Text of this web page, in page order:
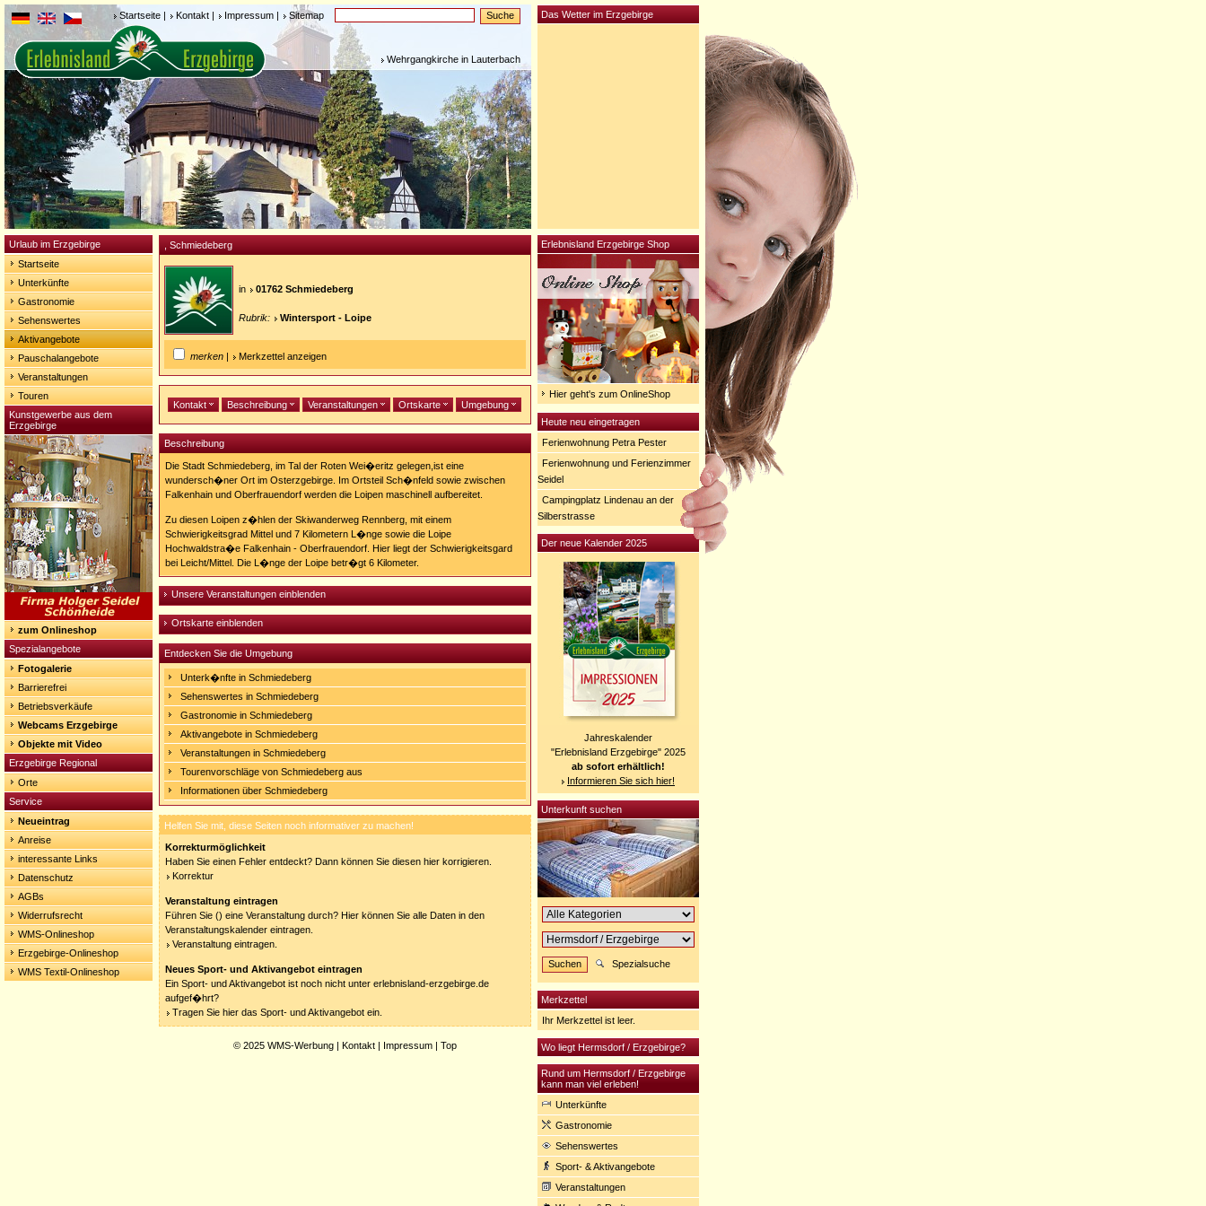
Startseite | Kontakt | Impressum | Sitemap
Wehrgangkirche in Lauterbach
Urlaub im Erzgebirge
Startseite
Unterkünfte
Gastronomie
Sehenswertes
Aktivangebote
Pauschalangebote
Veranstaltungen
Touren
Kunstgewerbe aus dem
Erzgebirge
zum Onlineshop
Spezialangebote
Fotogalerie
Barrierefrei
Betriebsverkäufe
Webcams Erzgebirge
Objekte mit Video
Erzgebirge Regional
Orte
Service
Neueintrag
Anreise
interessante Links
Datenschutz
AGBs
Widerrufsrecht
WMS-Onlineshop
Erzgebirge-Onlineshop
WMS Textil-Onlineshop
, Schmiedeberg
in 01762 Schmiedeberg
Rubrik: Wintersport - Loipe
merken | Merkzettel anzeigen
Kontakt Beschreibung Veranstaltungen Ortskarte Umgebung
Beschreibung
Die Stadt Schmiedeberg, im Tal der Roten Wei�eritz gelegen,ist eine
wundersch�ner Ort im Osterzgebirge. Im Ortsteil Sch�nfeld sowie zwischen
Falkenhain und Oberfrauendorf werden die Loipen maschinell aufbereitet.
Zu diesen Loipen z�hlen der Skiwanderweg Rennberg, mit einem
Schwierigkeitsgrad Mittel und 7 Kilometern L�nge sowie die Loipe
Hochwaldstra�e Falkenhain - Oberfrauendorf. Hier liegt der Schwierigkeitsgard
bei Leicht/Mittel. Die L�nge der Loipe betr�gt 6 Kilometer.
Unsere Veranstaltungen einblenden
Ortskarte einblenden
Entdecken Sie die Umgebung
Unterk�nfte in Schmiedeberg
Sehenswertes in Schmiedeberg
Gastronomie in Schmiedeberg
Aktivangebote in Schmiedeberg
Veranstaltungen in Schmiedeberg
Tourenvorschläge von Schmiedeberg aus
Informationen über Schmiedeberg
Helfen Sie mit, diese Seiten noch informativer zu machen!
Korrekturmöglichkeit
Haben Sie einen Fehler entdeckt? Dann können Sie diesen hier korrigieren.
Korrektur
Veranstaltung eintragen
Führen Sie () eine Veranstaltung durch? Hier können Sie alle Daten in den
Veranstaltungskalender eintragen.
Veranstaltung eintragen.
Neues Sport- und Aktivangebot eintragen
Ein Sport- und Aktivangebot ist noch nicht unter erlebnisland-erzgebirge.de
aufgef�hrt?
Tragen Sie hier das Sport- und Aktivangebot ein.
© 2025 WMS-Werbung | Kontakt | Impressum | Top
Erlebnisland Erzgebirge Shop
Hier geht's zum OnlineShop
Heute neu eingetragen
Ferienwohnung Petra Pester
Ferienwohnung und Ferienzimmer
Seidel
Campingplatz Lindenau an der
Silberstrasse
Der neue Kalender 2025
Jahreskalender
"Erlebnisland Erzgebirge" 2025
ab sofort erhältlich!
Informieren Sie sich hier!
Unterkunft suchen
Spezialsuche
Merkzettel
Ihr Merkzettel ist leer.
Wo liegt Hermsdorf / Erzgebirge?
Rund um Hermsdorf / Erzgebirge
kann man viel erleben!
Unterkünfte
Gastronomie
Sehenswertes
Sport- & Aktivangebote
Veranstaltungen
Das Wetter im Erzgebirge